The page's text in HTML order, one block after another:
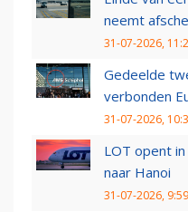
neemt
31-07-2026,
Gedeelde
verbonden
31-07-2026,
LOT opent
naar Hanoi
31-07-2026, 9:59